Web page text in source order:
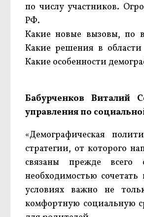
по числу участников.
РФ.
Какие новые вызовы, по
Какие решения в
Какие особенности
Бабурченков Виталий
управления по
«Демографическая
стратегии, от которого
связаны прежде
необходимостью
условиях важно не
комфортную социальную